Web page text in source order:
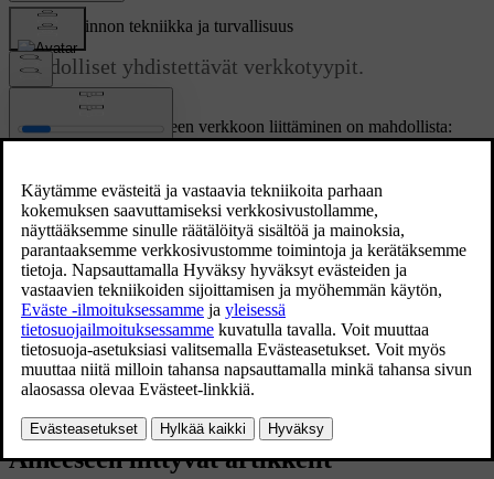
Päivitetty 19.03.2020
Wi-Fi-toiminnon tekniikka ja turvallisuus
Mahdolliset yhdistettävät verkkotyypit.
Vain seuraavan tyyppiseen verkkoon liittäminen on mahdollista:
Normit -802.11 a/b/g/n.
Turvallisuustyyppi -WPA2-AES-CCMP.
AutonWi-Fi-järjestelmä on suunniteltu käsittelemäänWi-Fi
yksiköitä auton sisällä.
Jos useita yksiköitä toimii taajuudella samanaikaisesti, suorituskyky
voi heiketä.
Aiheeseen liittyvät artikkelit